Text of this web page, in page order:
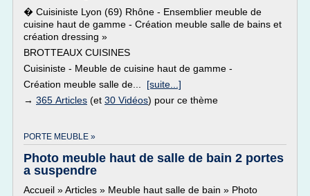
� Cuisiniste Lyon (69) Rhône - Ensemblier meuble de
cuisine haut de gamme - Création meuble salle de bains et
création dressing »
BROTTEAUX CUISINES
Cuisiniste - Meuble de cuisine haut de gamme -
Création meuble salle de... [suite...]
→ 365 Articles (et 30 Vidéos) pour ce thème
PORTE MEUBLE »
Photo meuble haut de salle de bain 2 portes
a suspendre
Accueil » Articles » Meuble haut salle de bain » Photo